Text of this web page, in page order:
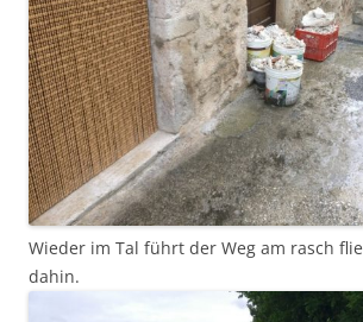
Wieder im Tal führt der Weg am rasch
dahin.